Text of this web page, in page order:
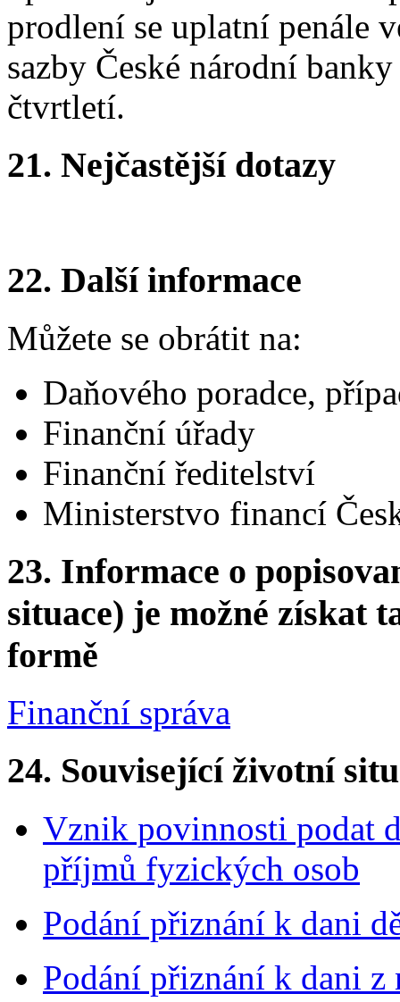
prodlení se uplatní penále
sazby České národní
čtvrtletí.
21. Nejčastější dotazy
22. Další informace
Můžete se obrátit na:
Daňového poradce,
Finanční úřady
Finanční ředitelství
Ministerstvo financí
23. Informace o
situace) je možné získat
formě
Finanční správa
24. Související životní
Vznik povinnosti podat
příjmů fyzických osob
Podání přiznání k dani
Podání přiznání k dani z